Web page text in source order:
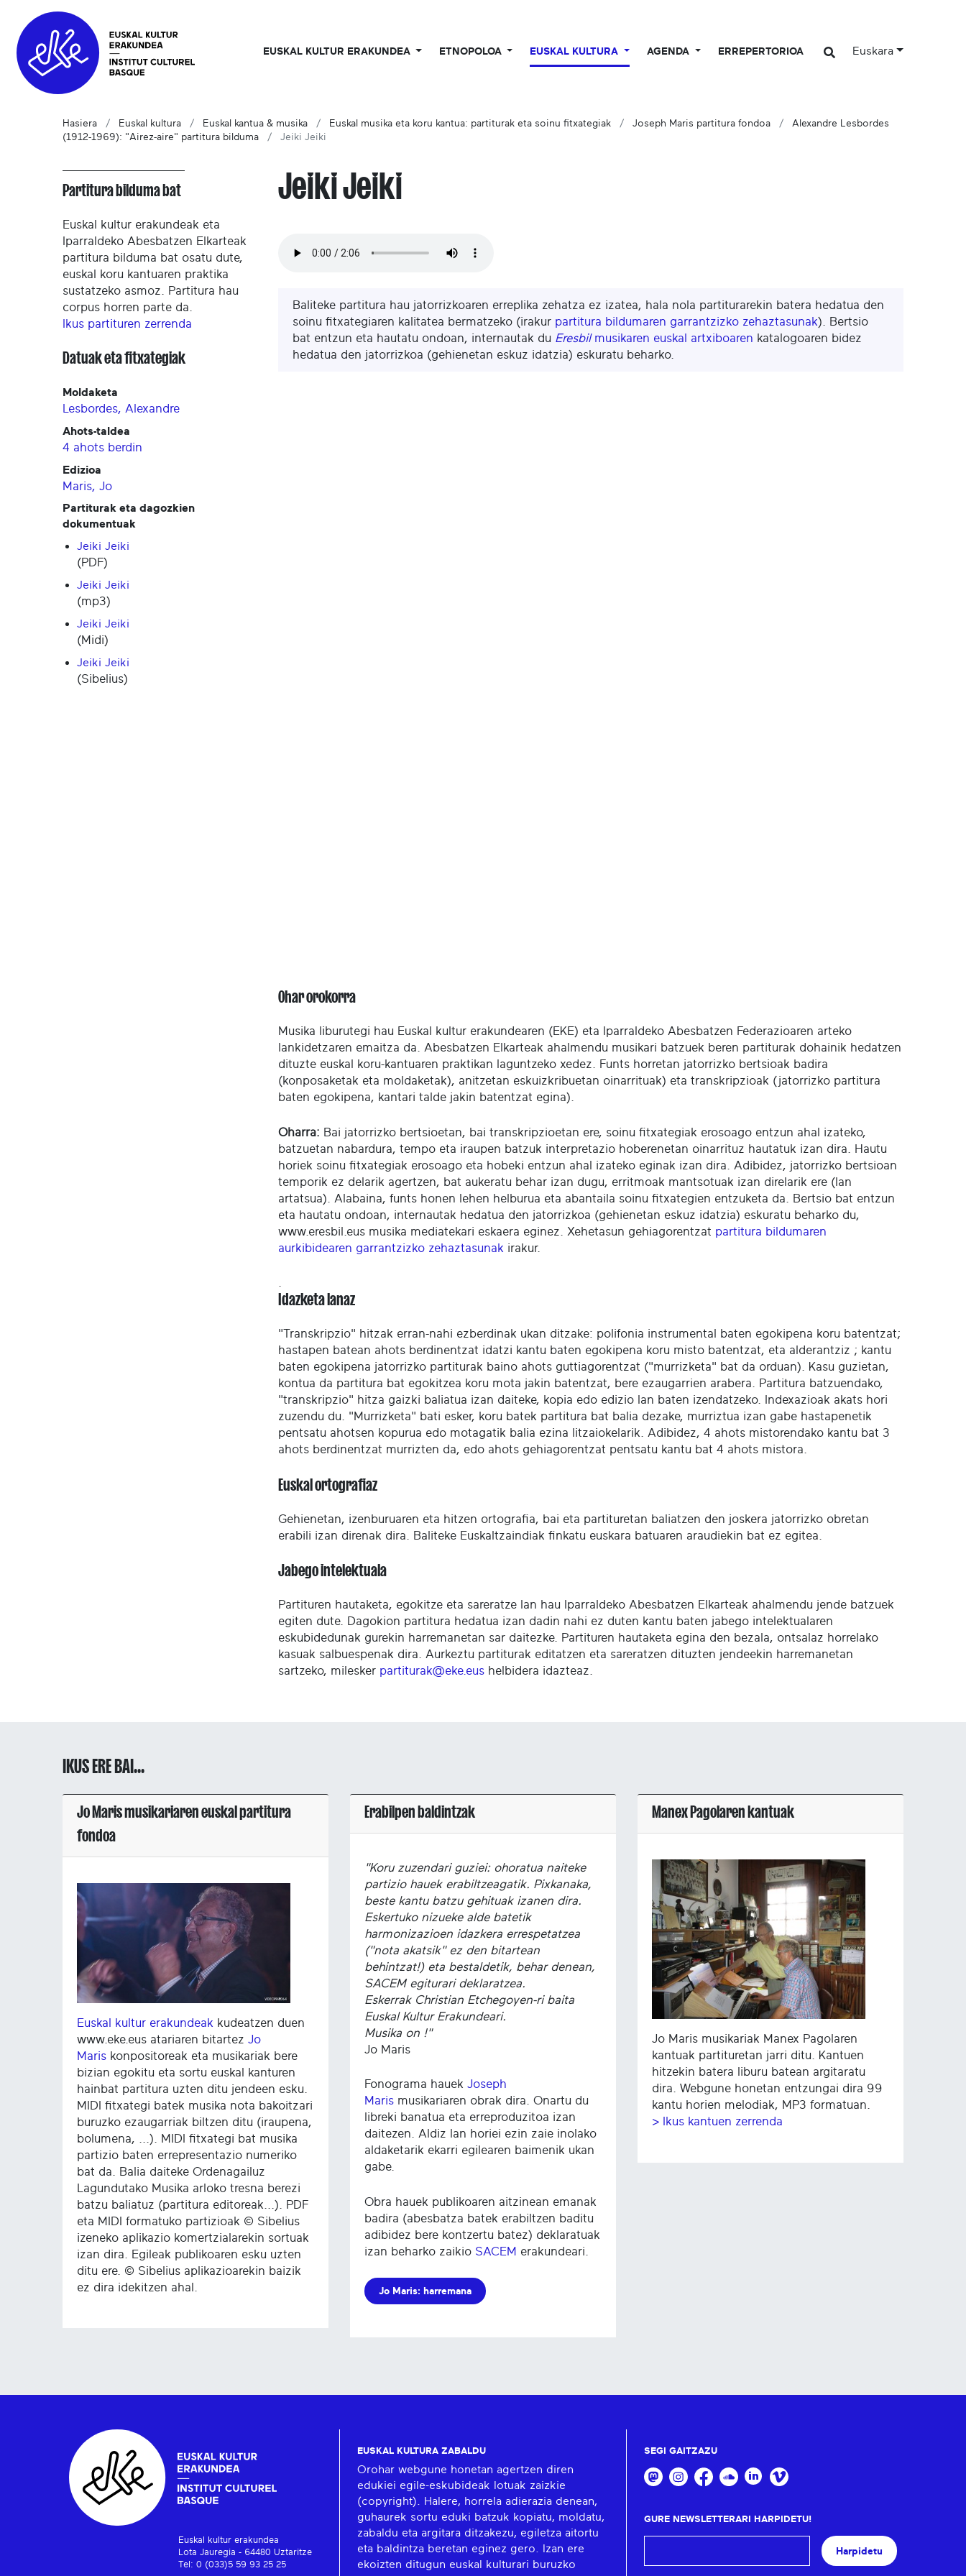
EUSKAL KULTUR ERAKUNDEA ETNOPOLOA EUSKAL KULTURA AGENDA ERREPERTORIOA Euskara
Hasiera Euskal kultura Euskal kantua & musika Euskal musika eta koru kantua: partiturak eta soinu fitxategiak Joseph Maris partitura fondoa
Alexandre Lesbordes
(1912-1969): "Airez-aire" partitura bilduma
Jeiki Jeiki
Partitura bilduma bat
Euskal kultur erakundeak eta
Iparraldeko Abesbatzen Elkarteak
partitura bilduma bat osatu dute,
euskal koru kantuaren praktika
sustatzeko asmoz. Partitura hau
corpus horren parte da.
Ikus partituren zerrenda
Datuak eta fitxategiak
Moldaketa
Lesbordes, Alexandre
Ahots-taldea
4 ahots berdin
Edizioa
Maris, Jo
Partiturak eta dagozkien
dokumentuak
Jeiki Jeiki
(PDF)
Jeiki Jeiki
(mp3)
Jeiki Jeiki
(Midi)
Jeiki Jeiki
(Sibelius)
Jeiki Jeiki
Baliteke partitura hau jatorrizkoaren erreplika zehatza ez izatea, hala nola partiturarekin batera hedatua den
soinu fitxategiaren kalitatea bermatzeko (irakur partitura bildumaren garrantzizko zehaztasunak). Bertsio
bat entzun eta hautatu ondoan, internautak du Eresbilmusikaren euskal artxiboaren katalogoaren bidez
hedatua den jatorrizkoa (gehienetan eskuz idatzia) eskuratu beharko.
Ohar orokorra
Musika liburutegi hau Euskal kultur erakundearen (EKE) eta Iparraldeko Abesbatzen Federazioaren arteko
lankidetzaren emaitza da. Abesbatzen Elkarteak ahalmendu musikari batzuek beren partiturak dohainik hedatzen
dituzte euskal koru-kantuaren praktikan laguntzeko xedez. Funts horretan jatorrizko bertsioak badira
(konposaketak eta moldaketak), anitzetan eskuizkribuetan oinarrituak) eta transkripzioak (jatorrizko partitura
baten egokipena, kantari talde jakin batentzat egina).
Oharra: Bai jatorrizko bertsioetan, bai transkripzioetan ere, soinu fitxategiak erosoago entzun ahal izateko,
batzuetan nabardura, tempo eta iraupen batzuk interpretazio hoberenetan oinarrituz hautatuk izan dira. Hautu
horiek soinu fitxategiak erosoago eta hobeki entzun ahal izateko eginak izan dira. Adibidez, jatorrizko bertsioan
temporik ez delarik agertzen, bat aukeratu behar izan dugu, erritmoak mantsotuak izan direlarik ere (lan
artatsua). Alabaina, funts honen lehen helburua eta abantaila soinu fitxategien entzuketa da. Bertsio bat entzun
eta hautatu ondoan, internautak hedatua den jatorrizkoa (gehienetan eskuz idatzia) eskuratu beharko du,
www.eresbil.eus musika mediatekari eskaera eginez. Xehetasun gehiagorentzat partitura bildumaren
aurkibidearen garrantzizko zehaztasunak irakur.
Idazketa lanaz
"Transkripzio" hitzak erran-nahi ezberdinak ukan ditzake: polifonia instrumental baten egokipena koru batentzat;
hastapen batean ahots berdinentzat idatzi kantu baten egokipena koru misto batentzat, eta alderantziz ; kantu
baten egokipena jatorrizko partiturak baino ahots guttiagorentzat ("murrizketa" bat da orduan). Kasu guzietan,
kontua da partitura bat egokitzea koru mota jakin batentzat, bere ezaugarrien arabera. Partitura batzuendako,
"transkripzio" hitza gaizki baliatua izan daiteke, kopia edo edizio lan baten izendatzeko. Indexazioak akats hori
zuzendu du. "Murrizketa" bati esker, koru batek partitura bat balia dezake, murriztua izan gabe hastapenetik
pentsatu ahotsen kopurua edo motagatik balia ezina litzaiokelarik. Adibidez, 4 ahots mistorendako kantu bat 3
ahots berdinentzat murrizten da, edo ahots gehiagorentzat pentsatu kantu bat 4 ahots mistora.
Euskal ortografiaz
Gehienetan, izenburuaren eta hitzen ortografia, bai eta partituretan baliatzen den joskera jatorrizko obretan
erabili izan direnak dira. Baliteke Euskaltzaindiak finkatu euskara batuaren araudiekin bat ez egitea.
Jabego intelektuala
Partituren hautaketa, egokitze eta sareratze lan hau Iparraldeko Abesbatzen Elkarteak ahalmendu jende batzuek
egiten dute. Dagokion partitura hedatua izan dadin nahi ez duten kantu baten jabego intelektualaren
eskubidedunak gurekin harremanetan sar daitezke. Partituren hautaketa egina den bezala, ontsalaz horrelako
kasuak salbuespenak dira. Aurkeztu partiturak editatzen eta sareratzen dituzten jendeekin harremanetan
sartzeko, milesker partiturak@eke.eus helbidera idazteaz.
IKUS ERE BAI...
Jo Maris musikariaren euskal partitura
fondoa
Euskal kultur erakundeak kudeatzen duen
www.eke.eus atariaren bitartez Jo
Maris konpositoreak eta musikariak bere
bizian egokitu eta sortu euskal kanturen
hainbat partitura uzten ditu jendeen esku.
MIDI fitxategi batek musika nota bakoitzari
buruzko ezaugarriak biltzen ditu (iraupena,
bolumena, ...). MIDI fitxategi bat musika
partizio baten errepresentazio numeriko
bat da. Balia daiteke Ordenagailuz
Lagundutako Musika arloko tresna berezi
batzu baliatuz (partitura editoreak...). PDF
eta MIDI formatuko partizioak © Sibelius
izeneko aplikazio komertzialarekin sortuak
izan dira. Egileak publikoaren esku uzten
ditu ere. © Sibelius aplikazioarekin baizik
ez dira idekitzen ahal.
Erabilpen baldintzak
"Koru zuzendari guziei: ohoratua naiteke
partizio hauek erabiltzeagatik. Pixkanaka,
beste kantu batzu gehituak izanen dira.
Eskertuko nizueke alde batetik
harmonizazioen idazkera errespetatzea
("nota akatsik" ez den bitartean
behintzat!) eta bestaldetik, behar denean,
SACEM egiturari deklaratzea.
Eskerrak Christian Etchegoyen-ri baita
Euskal Kultur Erakundeari.
Musika on !"
Jo Maris
Fonograma hauek Joseph
Maris musikariaren obrak dira. Onartu du
libreki banatua eta erreproduzitoa izan
daitezen. Aldiz lan horiei ezin zaie inolako
aldaketarik ekarri egilearen baimenik ukan
gabe.
Obra hauek publikoaren aitzinean emanak
badira (abesbatza batek erabiltzen baditu
adibidez bere kontzertu batez) deklaratuak
izan beharko zaikio SACEM erakundeari.
Jo Maris: harremana
Manex Pagolaren kantuak
Jo Maris musikariak Manex Pagolaren
kantuak partituretan jarri ditu. Kantuen
hitzekin batera liburu batean argitaratu
dira. Webgune honetan entzungai dira 99
kantu horien melodiak, MP3 formatuan.
> Ikus kantuen zerrenda
Euskal kultur erakundea
Lota Jauregia - 64480 Uztaritze
Tel: 0 (033)5 59 93 25 25
EUSKAL KULTURA ZABALDU
Orohar webgune honetan agertzen diren
edukiei egile-eskubideak lotuak zaizkie
(copyright). Halere, horrela adierazia denean,
guhaurek sortu eduki batzuk kopiatu, moldatu,
zabaldu eta argitara ditzakezu, egiletza aitortu
eta baldintza beretan eginez gero. Izan ere
ekoizten ditugun euskal kulturari buruzko
SEGI GAITZAZU
GURE NEWSLETTERARI HARPIDETU!
Harpidetu